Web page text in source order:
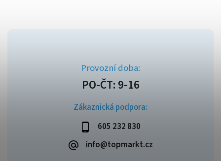
Zákaznická podpora:
605 232 830
info@topmarkt.cz